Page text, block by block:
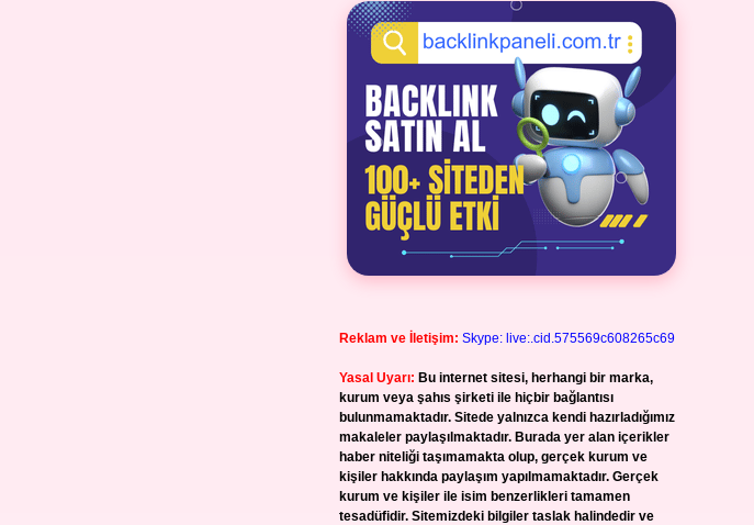
Reklam ve İletişim: Skype: live:.cid.575569c608265c69
Yasal Uyarı: Bu internet sitesi, herhangi bir marka,
kurum veya şahıs şirketi ile hiçbir bağlantısı
bulunmamaktadır. Sitede yalnızca kendi hazırladığımız
makaleler paylaşılmaktadır. Burada yer alan içerikler
haber niteliği taşımamakta olup, gerçek kurum ve
kişiler hakkında paylaşım yapılmamaktadır. Gerçek
kurum ve kişiler ile isim benzerlikleri tamamen
tesadüfidir. Sitemizdeki bilgiler taslak halindedir ve